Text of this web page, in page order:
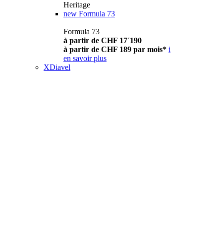
Heritage
new Formula 73
Formula 73
à partir de CHF 17´190
à partir de CHF 189 par mois* i
en savoir plus
XDiavel